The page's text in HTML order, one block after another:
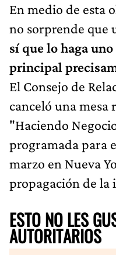
En medio de esta
no sorprende que
sí que lo haga
principal
El Consejo de
canceló una mesa
"Haciendo
programada para
marzo en Nueva
propagación de la
ESTO NO LES
AUTORITARIOS